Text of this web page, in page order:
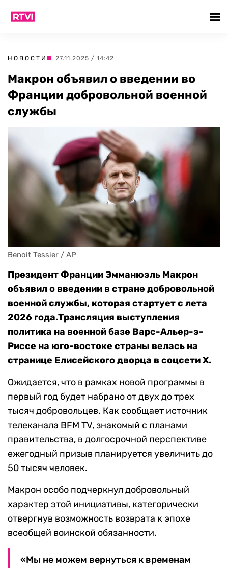
НОВОСТИ | 27.11.2025 / 14:42
Макрон объявил о введении во
Франции добровольной военной
службы
Benoit Tessier / AP
Президент Франции Эмманюэль Макрон
объявил о введении в стране добровольной
военной службы, которая стартует с лета
2026 года.Трансляция выступления
политика на военной базе Варс-Альер-э-
Риссе на юго-востоке страны велась на
странице Елисейского дворца в соцсети Х.
Ожидается, что в рамках новой программы в
первый год будет набрано от двух до трех
тысяч добровольцев. Как сообщает источник
телеканала BFM TV, знакомый с планами
правительства, в долгосрочной перспективе
ежегодный призыв планируется увеличить до
50 тысяч человек.
Макрон особо подчеркнул добровольный
характер этой инициативы, категорически
отвергнув возможность возврата к эпохе
всеобщей воинской обязанности.
«Мы не можем вернуться к временам